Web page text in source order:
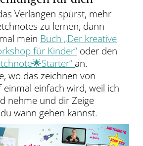
Verlangen spürst, mehr
zu lernen, dann
mein Buch „Der kreative
für Kinder“ oder den
an.
wo das zeichnen von
einmal einfach wird, weil ich
nehme und dir Zeige
wann gehen kannst.